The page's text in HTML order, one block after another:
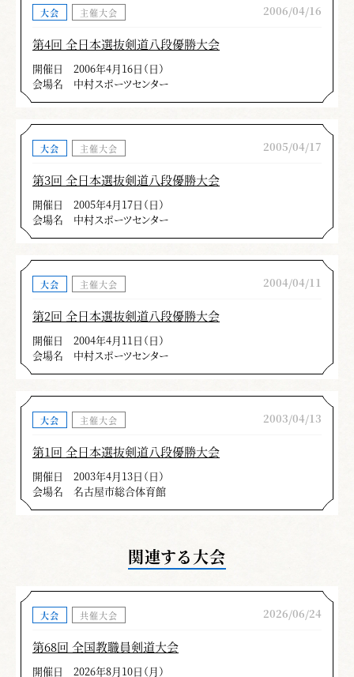
大会 主催大会 2006/04/16
第4回 全日本選抜剣道八段優勝大会
開催日
2006年4月16日（日）
会場名
中村スポーツセンター
大会 主催大会 2005/04/17
第3回 全日本選抜剣道八段優勝大会
開催日
2005年4月17日（日）
会場名
中村スポーツセンター
大会 主催大会 2004/04/11
第2回 全日本選抜剣道八段優勝大会
開催日
2004年4月11日（日）
会場名
中村スポーツセンター
大会 主催大会 2003/04/13
第1回 全日本選抜剣道八段優勝大会
開催日
2003年4月13日（日）
会場名
名古屋市総合体育館
関連する大会
大会 共催大会 2026/06/24
第68回 全国教職員剣道大会
開催日
2026年8月10日（月）